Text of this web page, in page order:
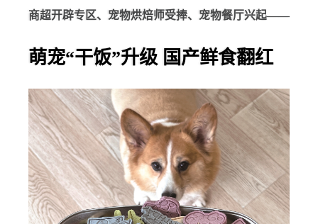
商超开辟专区、宠物烘焙师受捧、宠物餐厅兴起——
萌宠“干饭”升级 国产鲜食翻红